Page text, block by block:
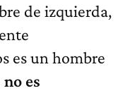
de izquierda,
es un hombre
no es